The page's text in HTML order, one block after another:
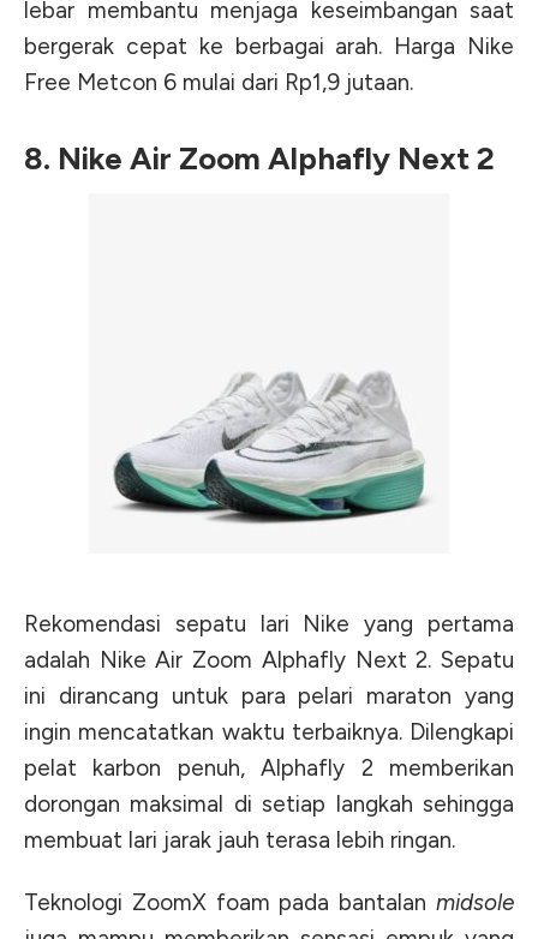
lebar membantu menjaga keseimbangan saat
bergerak cepat ke berbagai arah. Harga Nike
Free Metcon 6 mulai dari Rp1,9 jutaan.
8. Nike Air Zoom Alphafly Next 2
Rekomendasi sepatu lari Nike yang pertama
adalah Nike Air Zoom Alphafly Next 2. Sepatu
ini dirancang untuk para pelari maraton yang
ingin mencatatkan waktu terbaiknya. Dilengkapi
pelat karbon penuh, Alphafly 2 memberikan
dorongan maksimal di setiap langkah sehingga
membuat lari jarak jauh terasa lebih ringan.
Teknologi ZoomX foam pada bantalan midsole